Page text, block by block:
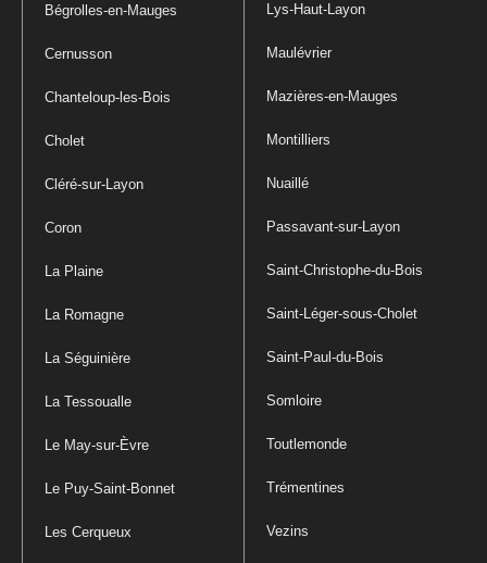
Bégrolles-en-Mauges
Cernusson
Chanteloup-les-Bois
Cholet
Cléré-sur-Layon
Coron
La Plaine
La Romagne
La Séguinière
La Tessoualle
Le May-sur-Èvre
Le Puy-Saint-Bonnet
Les Cerqueux
Lys-Haut-Layon
Maulévrier
Mazières-en-Mauges
Montilliers
Nuaillé
Passavant-sur-Layon
Saint-Christophe-du-Bois
Saint-Léger-sous-Cholet
Saint-Paul-du-Bois
Somloire
Toutlemonde
Trémentines
Vezins